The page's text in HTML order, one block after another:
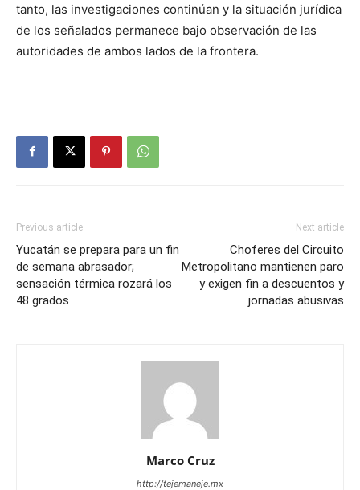
tanto, las investigaciones continúan y la situación jurídica
de los señalados permanece bajo observación de las
autoridades de ambos lados de la frontera.
Previous article
Yucatán se prepara para un fin
de semana abrasador;
sensación térmica rozará los
48 grados
Next article
Choferes del Circuito
Metropolitano mantienen paro
y exigen fin a descuentos y
jornadas abusivas
Marco Cruz
http://tejemaneje.mx